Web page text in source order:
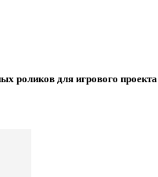
роликов для игрового проекта